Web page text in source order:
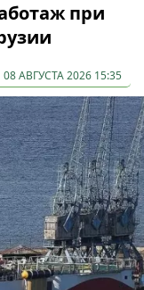
при
08 АВГУСТА 2026 15:35